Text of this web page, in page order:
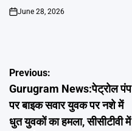
on
June 28, 2026
Post
navigation
Previous:
Gurugram News:पेट्रोल पंप
पर बाइक सवार युवक पर नशे में
धुत युवकों का हमला, सीसीटीवी में